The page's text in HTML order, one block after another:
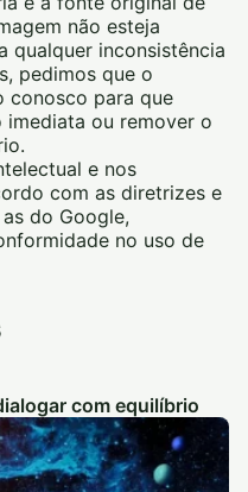
não esteja
qualquer inconsistência
pedimos que o
conosco para que
imediata ou remover o
e nos
com as diretrizes e
do Google,
no uso de
com equilíbrio